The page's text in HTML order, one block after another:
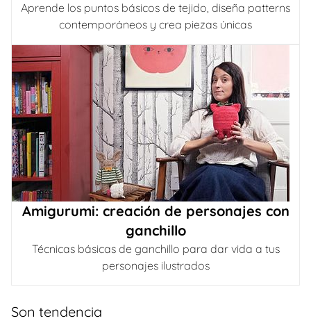
Aprende los puntos básicos de tejido, diseña patterns
contemporáneos y crea piezas únicas
Amigurumi: creación de personajes con
ganchillo
Técnicas básicas de ganchillo para dar vida a tus
personajes ilustrados
Son tendencia